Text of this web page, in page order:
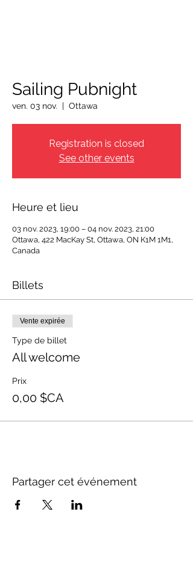
Sailing Pubnight
ven. 03 nov.
  |
Ottawa
Registration is closed
See other events
Heure et lieu
03 nov. 2023, 19:00 – 04 nov. 2023, 21:00
Ottawa, 422 MacKay St, Ottawa, ON K1M 1M1,
Canada
Billets
Vente expirée
Type de billet
All welcome
Prix
0,00 $CA
Partager cet événement